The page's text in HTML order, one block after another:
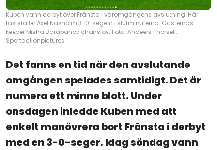
Kuben vann derbyt över Fränsta i våromgångens avslutning. Här
fastställer Axel Näsholm 3-0-segern i slutminuterna. Gästernas
keeper Misha Barabanov chanslös. Foto: Andeers Thorsell,
Sportactionpictures.
Det fanns en tid när den avslutande
omgången spelades samtidigt. Det är
numera ett minne blott. Under
onsdagen inledde Kuben med att
enkelt manövrera bort Fränsta i derbyt
med en 3-0-seger. Idag söndag vann